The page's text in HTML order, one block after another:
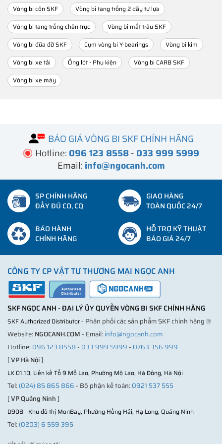
Vòng bi côn SKF
Vòng bi tang trống 2 dãy tự lựa
Vòng bi tang trống chặn trục
Vòng bi mắt trâu SKF
Vòng bi đũa đỡ SKF
Cụm vòng bi Y-bearings
Vòng bi kim
Vòng bi xe tải
Ống lót - Phụ kiện
Vòng bi CARB SKF
Vòng bi xe máy
BÁO GIÁ VÒNG BI SKF CHÍNH HÃNG
Hotline: 096 123 8558- 033 999 5999
Email: info@ngocanh.com
SP CHÍNH HÃNG
ĐẦY ĐỦ CO, CQ
GIAO HÀNG
TOÀN QUỐC 24/7
BẢO HÀNH
CHÍNH HÃNG
HỖ TRỢ KỸ THUẬT
BÁO GIÁ 24/7
CÔNG TY CP VẬT TƯ THƯƠNG MẠI NGỌC ANH
SKF NGỌC ANH - ĐẠI LÝ ỦY QUYỀN VÒNG BI SKF CHÍNH HÃNG
SKF Authorized Distributor- Phân phối các sản phẩm SKF chính hãng ®
Website: NGOCANH.COM- Email: info@ngocanh.com
Hotline: 096 123 8558- 033 999 5999- 0763 356 999
[VP Hà Nội]
LK 01.10, Liền kề Tổ 9 Mỗ Lao, Phường Mộ Lao, Hà Đông, Hà Nội
Tel: (024) 85 865 866- Bộ phận kế toán: 0921 537 555
[VP Quảng Ninh]
D908 - Khu đô thị MonBay, Phường Hồng Hải, Hạ Long, Quảng Ninh
Tel: (0203) 6 559 395